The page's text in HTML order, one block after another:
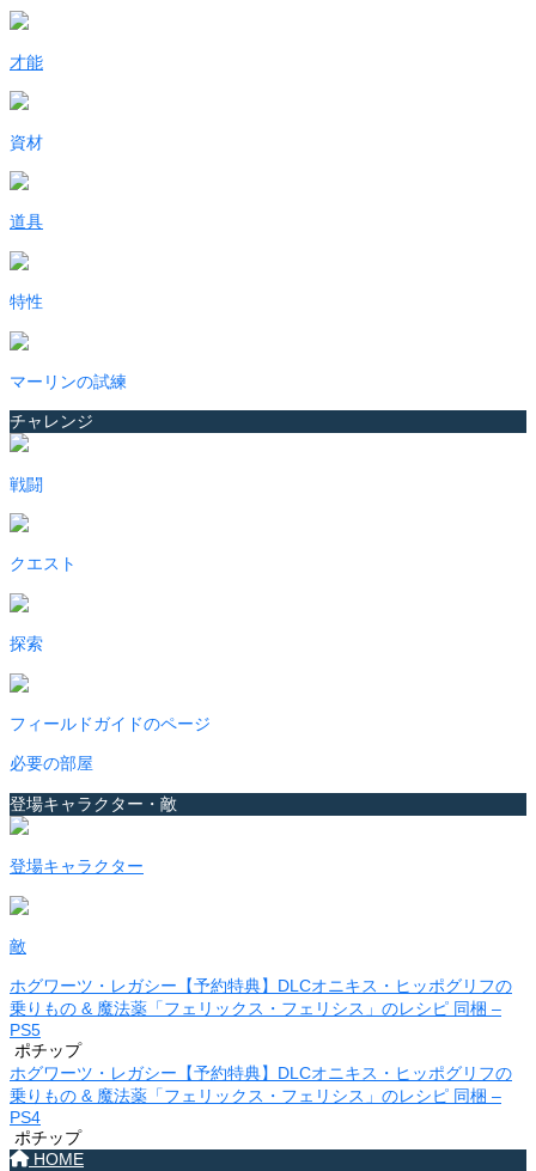
才能
資材
道具
特性
マーリンの試練
チャレンジ
戦闘
クエスト
探索
フィールドガイドのページ
必要の部屋
登場キャラクター・敵
登場キャラクター
敵
ホグワーツ・レガシー【予約特典】DLCオニキス・ヒッポグリフの
乗りもの & 魔法薬「フェリックス・フェリシス」のレシピ 同梱 –
PS5
ポチップ
ホグワーツ・レガシー【予約特典】DLCオニキス・ヒッポグリフの
乗りもの & 魔法薬「フェリックス・フェリシス」のレシピ 同梱 –
PS4
ポチップ
HOME